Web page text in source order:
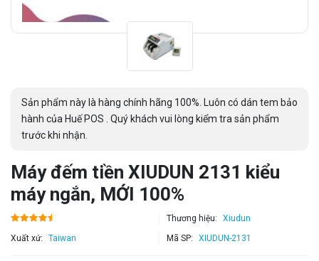
Sản phẩm này là hàng chính hãng 100%. Luôn có dán tem bảo
hành của Huế POS . Quý khách vui lòng kiểm tra sản phẩm
trước khi nhận.
Máy đếm tiền XIUDUN 2131 kiểu
máy ngắn, MỚI 100%
Thương hiệu: Xiudun
Xuất xứ: Taiwan Mã SP: XIUDUN-2131